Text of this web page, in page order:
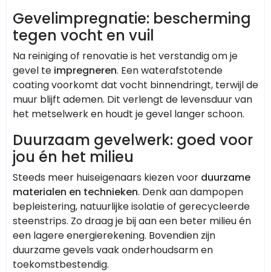
Gevelimpregnatie: bescherming
tegen vocht en vuil
Na reiniging of renovatie is het verstandig om je
gevel te impregneren. Een waterafstotende
coating voorkomt dat vocht binnendringt, terwijl de
muur blijft ademen. Dit verlengt de levensduur van
het metselwerk en houdt je gevel langer schoon.
Duurzaam gevelwerk: goed voor
jou én het milieu
Steeds meer huiseigenaars kiezen voor duurzame
materialen en technieken. Denk aan dampopen
bepleistering, natuurlijke isolatie of gerecycleerde
steenstrips. Zo draag je bij aan een beter milieu én
een lagere energierekening. Bovendien zijn
duurzame gevels vaak onderhoudsarm en
toekomstbestendig.